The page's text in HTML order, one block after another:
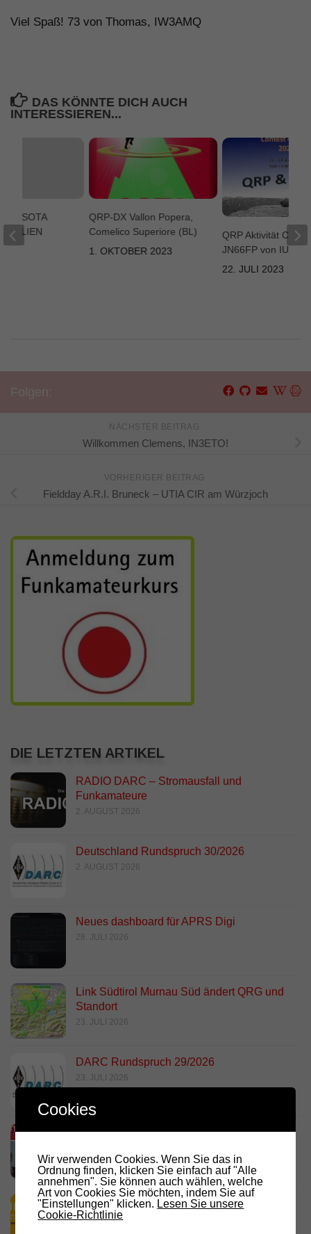
Viel Spaß! 73 von Thomas, IW3AMQ
DAS KÖNNTE DICH AUCH
INTERESSIEREN...
QRP-DX Vallon Popera,
Comelico Superiore (BL)
1. OKTOBER 2023
QRP Aktivität Col
JN66FP von
22. JULI 2023
SOTA
ITALIEN
NÄCHSTER BEITRAG
Willkommen Clemens, IN3ETO!
VORHERIGER BEITRAG
Fieldday A.R.I. Bruneck – UTIA CIR am Würzjoch
DIE LETZTEN ARTIKEL
RADIO DARC – Stromausfall und
Funkamateure
2. AUGUST 2026
Deutschland Rundspruch 30/2026
2. AUGUST 2026
Neues dashboard für APRS Digi
28. JULI 2026
Link Südtirol Murnau Süd ändert QRG und
Standort
23. JULI 2026
DARC Rundspruch 29/2026
23. JULI 2026
D.R.C. in den Medien – Meraner
18. JULI 2026
HamRadio Friedrichshafen 2026
11. JULI 2026
Cookies
Wir verwenden Cookies. Wenn Sie das in
Ordnung finden, klicken Sie einfach auf "Alle
annehmen". Sie können auch wählen, welche
Art von Cookies Sie möchten, indem Sie auf
"Einstellungen" klicken. Lesen Sie unsere
Cookie-Richtlinie